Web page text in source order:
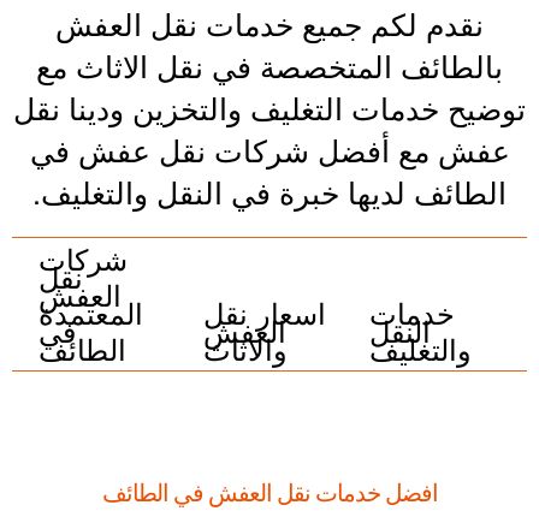
نقدم لكم جميع خدمات نقل العفش
بالطائف المتخصصة في نقل الاثاث مع
توضيح خدمات التغليف والتخزين ودينا نقل
عفش مع أفضل شركات نقل عفش في
الطائف لديها خبرة في النقل والتغليف.
خدمات
النقل
والتغليف
اسعار نقل
العفش
والاثاث
شركات
نقل
العفش
المعتمدة
في
الطائف
افضل خدمات نقل العفش في الطائف